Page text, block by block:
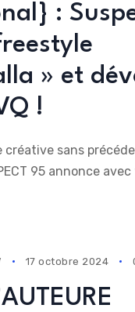
:
» et
!
créative sans
95 annonce
17 octobre 2024